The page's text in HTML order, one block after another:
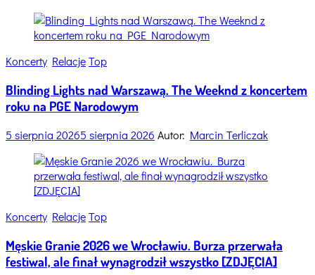
Categories
Koncerty RelacjeTop
Blinding Lights nad Warszawą. The Weeknd z koncertem
roku na PGE Narodowym
5 sierpnia 20265 sierpnia 2026 Autor: Marcin Terliczak
Categories
Koncerty RelacjeTop
Męskie Granie 2026 we Wrocławiu. Burza przerwała
festiwal, ale finał wynagrodził wszystko [ZDJĘCIA]